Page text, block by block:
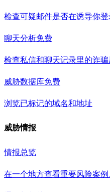
检查可疑邮件是否在诱导你
聊天分析免费
检查私信和聊天记录里的诈
威胁数据库免费
浏览已标记的域名和地址
威胁情报
情报总览
在一个地方查看重要风险案